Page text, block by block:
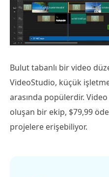
Bulut tabanlı bir video
VideoStudio, küçük
arasında popülerdir.
oluşan bir ekip, $79,99
projelere erişebiliyor.